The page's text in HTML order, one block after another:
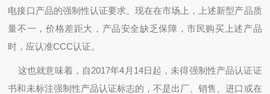
电接口产品的强制性认证要求。现在在市场上，上述新型产品质
量不一，价格差距大，产品安全缺乏保障，市民购买上述产品
时，应认准CCC认证。
这也就意味着，自2017年4月14日起，未得强制性产品认证证
书和未标注强制性产品认证标志的，不是出厂、销售、进口或在